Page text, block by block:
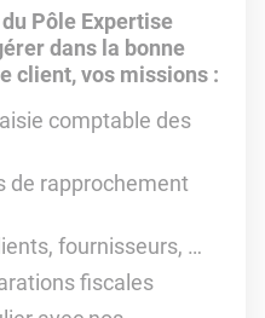
Pôle Expertise
dans la bonne
client, vos missions :
comptable des
de rapprochement
fournisseurs, …
fiscales